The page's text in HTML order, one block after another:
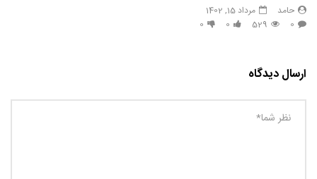
حامد
مرداد 15, 1402
0
529
0
0
ارسال دیدگاه